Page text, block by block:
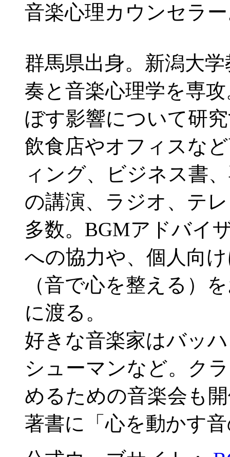
音楽心理カウンセラ
群馬県出身。新潟大
奏と音楽心理学を専
ぼす影響について研
飲食店やオフィスな
ィング、ビジネス書
の講演、ラジオ、テ
多数。BGMアドバイ
への協力や、個人向
（音で心を整える）
に渡る。
好きな音楽家はバッ
シューマンなど。ク
めるための音楽会も
著書に「心を動かす